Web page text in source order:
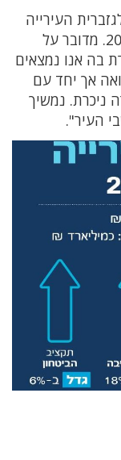
העירייה
על עבודתה להכנת התקציב לשנת 2023. מדובר על
בה אנו נמצאים
אך יחד עם
ניכרת. נמשיך
העיר".